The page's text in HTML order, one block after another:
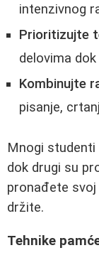
intenzivnog
Prioritizujte
delovima
Kombinujte
pisanje,
Mnogi studenti
dok drugi su
pronađete
držite.
Tehnike